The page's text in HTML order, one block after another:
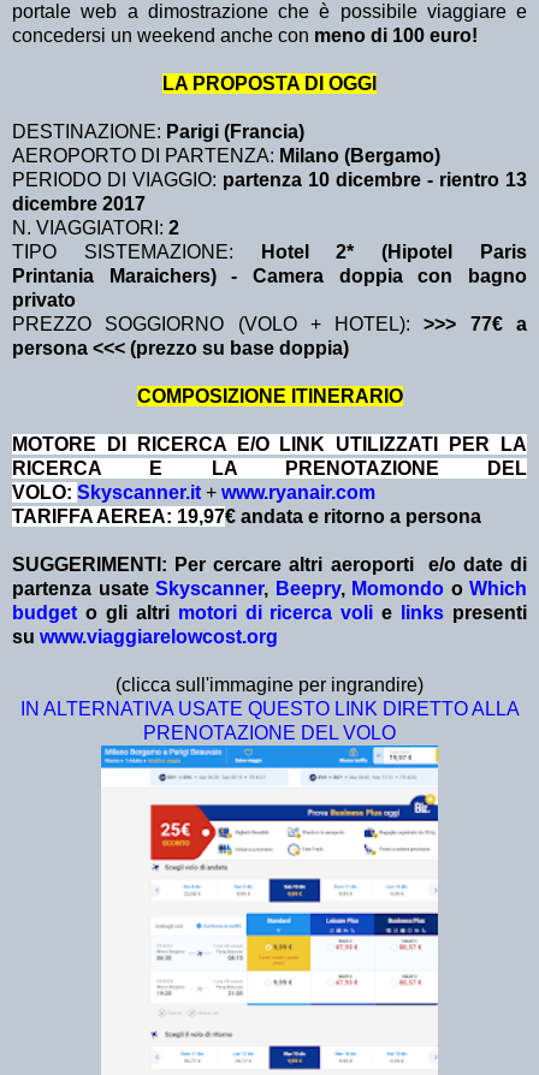
portale web a dimostrazione che è possibile viaggiare e
concedersi un weekend anche con meno di 100 euro!
LA PROPOSTA DI OGGI
DESTINAZIONE: Parigi (Francia)
AEROPORTO DI PARTENZA: Milano (Bergamo)
PERIODO DI VIAGGIO: partenza 10 dicembre - rientro 13
dicembre 2017
N. VIAGGIATORI: 2
TIPO SISTEMAZIONE:
Hotel 2* (Hipotel Paris
Printania Maraichers) - Camera doppia con bagno
privato
PREZZO SOGGIORNO (VOLO + HOTEL):>>> 77€ a
persona <<< (prezzo su base doppia)
COMPOSIZIONE ITINERARIO
MOTORE DI RICERCA E/O LINK UTILIZZATI PER LA
RICERCA E LA PRENOTAZIONE DEL
VOLO: Skyscanner.it + www.ryanair.com
TARIFFA AEREA: 19,97€ andata e ritorno a persona
SUGGERIMENTI: Per cercare altri aeroporti e/o date di
partenza usate Skyscanner, Beepry, Momondo o Which
budget o gli altri motori di ricerca voli e links presenti
su www.viaggiarelowcost.org
(clicca sull'immagine per ingrandire)
IN ALTERNATIVA USATE QUESTO LINK DIRETTO ALLA
PRENOTAZIONE DEL VOLO